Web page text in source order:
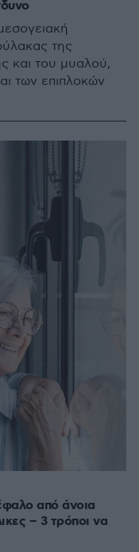
της
και του μυαλού,
των επιπλοκών
από άνοια
– 3 τρόποι να